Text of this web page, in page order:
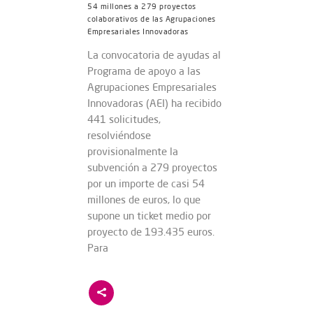
54 millones a 279 proyectos
colaborativos de las Agrupaciones
Empresariales Innovadoras
La convocatoria de ayudas al
Programa de apoyo a las
Agrupaciones Empresariales
Innovadoras (AEI) ha recibido
441 solicitudes,
resolviéndose
provisionalmente la
subvención a 279 proyectos
por un importe de casi 54
millones de euros, lo que
supone un ticket medio por
proyecto de 193.435 euros.
Para